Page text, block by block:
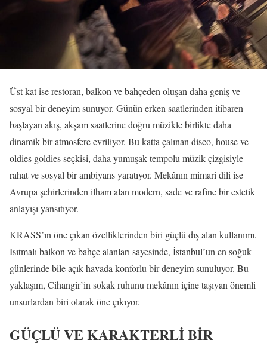
Üst kat ise restoran, balkon ve bahçeden oluşan daha geniş ve
sosyal bir deneyim sunuyor. Günün erken saatlerinden itibaren
başlayan akış, akşam saatlerine doğru müzikle birlikte daha
dinamik bir atmosfere evriliyor. Bu katta çalınan disco, house ve
oldies goldies seçkisi, daha yumuşak tempolu müzik çizgisiyle
rahat ve sosyal bir ambiyans yaratıyor. Mekânın mimari dili ise
Avrupa şehirlerinden ilham alan modern, sade ve rafine bir estetik
anlayışı yansıtıyor.
KRASS’ın öne çıkan özelliklerinden biri güçlü dış alan kullanımı.
Isıtmalı balkon ve bahçe alanları sayesinde, İstanbul’un en soğuk
günlerinde bile açık havada konforlu bir deneyim sunuluyor. Bu
yaklaşım, Cihangir’in sokak ruhunu mekânın içine taşıyan önemli
unsurlardan biri olarak öne çıkıyor.
GÜÇLÜ VE KARAKTERLİ BİR